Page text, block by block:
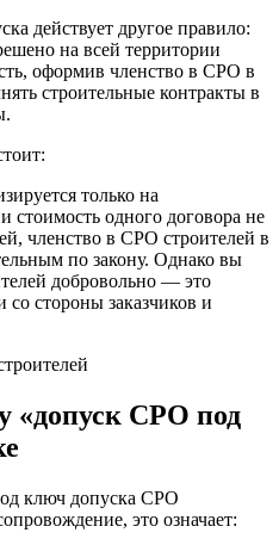
действует другое правило:
на всей территории
оформив членство в СРО в
строительные контракты в
только на
стоимость одного договора не
членство в СРО строителей в
по закону. Однако вы
добровольно — это
стороны заказчиков и
«допуск СРО под
ключ допуска СРО
это означает: